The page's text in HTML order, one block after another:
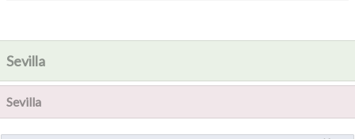
Sevilla
Sevilla